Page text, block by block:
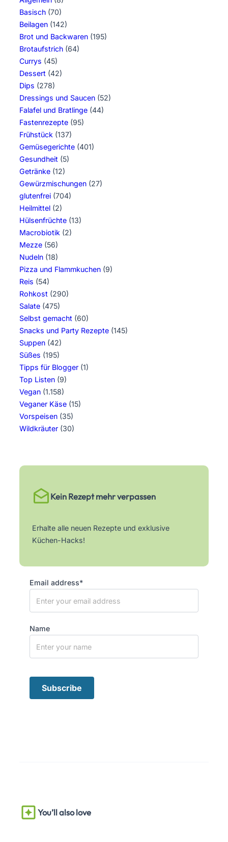
Basisch (70)
Beilagen (142)
Brot und Backwaren (195)
Brotaufstrich (64)
Currys (45)
Dessert (42)
Dips (278)
Dressings und Saucen (52)
Falafel und Bratlinge (44)
Fastenrezepte (95)
Frühstück (137)
Gemüsegerichte (401)
Gesundheit (5)
Getränke (12)
Gewürzmischungen (27)
glutenfrei (704)
Heilmittel (2)
Hülsenfrüchte (13)
Macrobiotik (2)
Mezze (56)
Nudeln (18)
Pizza und Flammkuchen (9)
Reis (54)
Rohkost (290)
Salate (475)
Selbst gemacht (60)
Snacks und Party Rezepte (145)
Suppen (42)
Süßes (195)
Tipps für Blogger (1)
Top Listen (9)
Vegan (1.158)
Veganer Käse (15)
Vorspeisen (35)
Wildkräuter (30)
Kein Rezept mehr verpassen
Erhalte alle neuen Rezepte und exklusive
Küchen-Hacks!
Email address*
Name
You’ll also love